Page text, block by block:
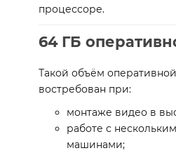
процессоре.
64 ГБ
Такой объём
востребован при:
монтаже видео в
работе с
машинами;